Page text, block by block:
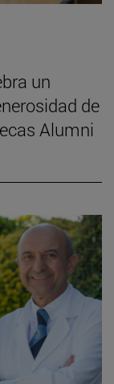
un
de
Alumni